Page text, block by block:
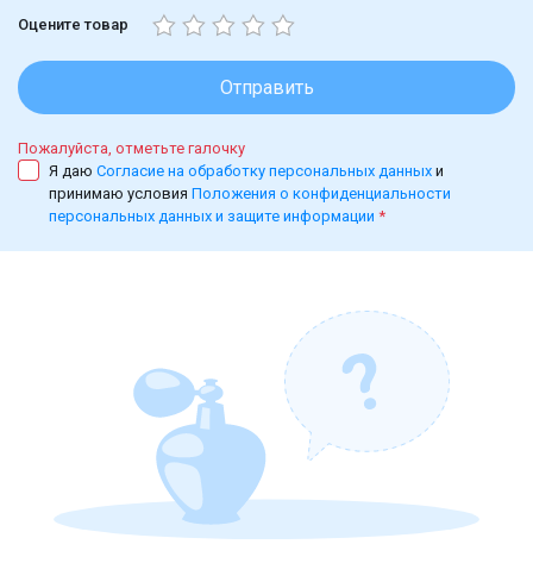
Оцените товар
Отправить
Пожалуйста, отметьте галочку
Я даю Согласие на обработку персональных данных и
принимаю условия Положения о конфиденциальности
персональных данных и защите информации *